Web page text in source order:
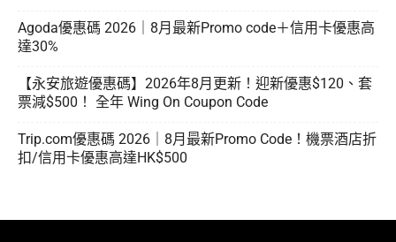
Agoda優惠碼 2026｜8月最新Promo code＋信用卡優惠高
達30%
【永安旅遊優惠碼】2026年8月更新！迎新優惠$120、套
票減$500！ 全年 Wing On Coupon Code
Trip.com優惠碼 2026｜8月最新Promo Code！機票酒店折
扣/信用卡優惠高達HK$500